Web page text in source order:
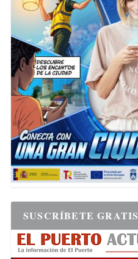
SUSCRÍBETE GRATIS